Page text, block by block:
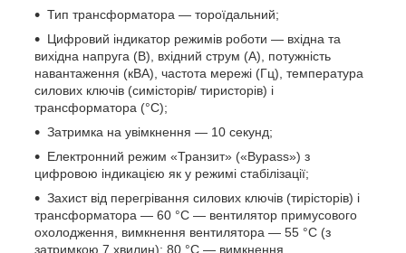
Тип трансформатора — тороїдальний;
Цифровий індикатор режимів роботи — вхідна та
вихідна напруга (В), вхідний струм (А), потужність
навантаження (кВА), частота мережі (Гц), температура
силових ключів (симісторів/ тиристорів) і
трансформатора (°C);
Затримка на увімкнення — 10 секунд;
Електронний режим «Транзит» («Bypass») з
цифровою індикацією як у режимі стабілізації;
Захист від перегрівання силових ключів (тирісторів) і
трансформатора — 60 °C — вентилятор примусового
охолодження, вимкнення вентилятора — 55 °C (з
затримкою 7 хвилин); 80 °C — вимкнення